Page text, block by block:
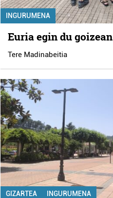
INGURUMENA
Euria egin du goizean
Tere Madinabeitia
GIZARTEA INGURUMENA